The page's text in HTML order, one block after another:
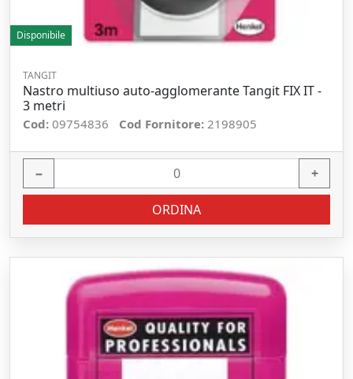
Disponibile
TANGIT
Nastro multiuso auto-agglomerante Tangit FIX IT -
3 metri
Cod: 09754836 Cod Fornitore: 2198905
− +
ORDINA